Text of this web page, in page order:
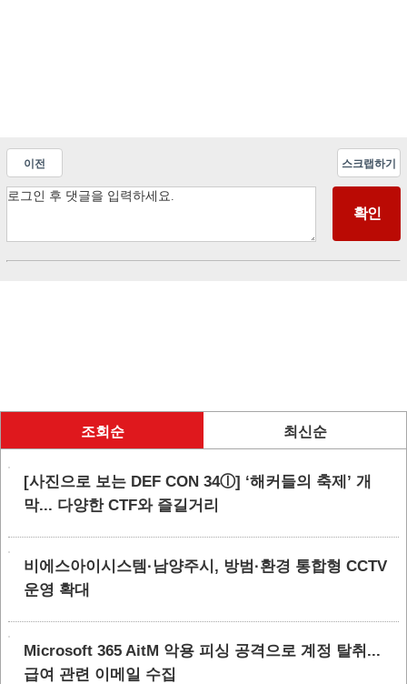
이전 스크랩하기
조회순 최신순
[사진으로 보는 DEF CON 34ⓛ] ‘해커들의 축제’ 개
막... 다양한 CTF와 즐길거리
비에스아이시스템·남양주시, 방범·환경 통합형 CCTV
운영 확대
Microsoft 365 AitM 악용 피싱 공격으로 계정 탈취...
급여 관련 이메일 수집